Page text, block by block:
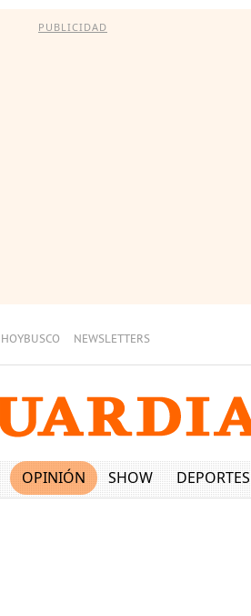
PUBLICIDAD
HOYBUSCO NEWSLETTERS
OPINIÓN SHOW DEPORTES